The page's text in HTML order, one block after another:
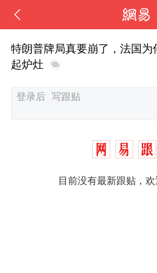
特朗普牌局真要崩了，法国为
起炉灶
目前没有最新跟贴，